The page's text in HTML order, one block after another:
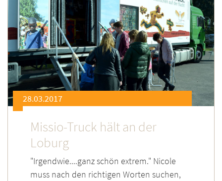
28.03.2017
Missio-Truck hält an der
Loburg
"Irgendwie....ganz schön extrem." Nicole
muss nach den richtigen Worten suchen,